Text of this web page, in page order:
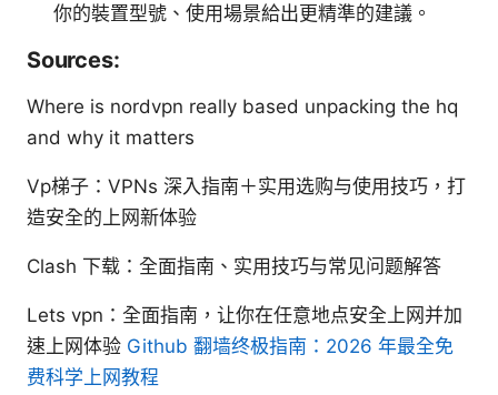
你的裝置型號、使用場景給出更精準的建議。
Sources:
Where is nordvpn really based unpacking the hq
and why it matters
Vp梯子：VPNs 深入指南＋实用选购与使用技巧，打
造安全的上网新体验
Clash 下载：全面指南、实用技巧与常见问题解答
Lets vpn：全面指南，让你在任意地点安全上网并加
速上网体验 Github 翻墙终极指南：2026 年最全免
费科学上网教程